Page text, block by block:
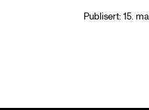
Publisert: 15.